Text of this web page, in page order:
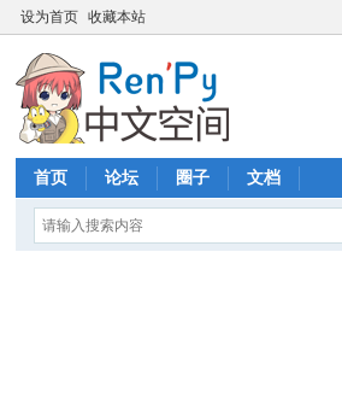
设为首页 收藏本站
首页 论坛 圈子 文档